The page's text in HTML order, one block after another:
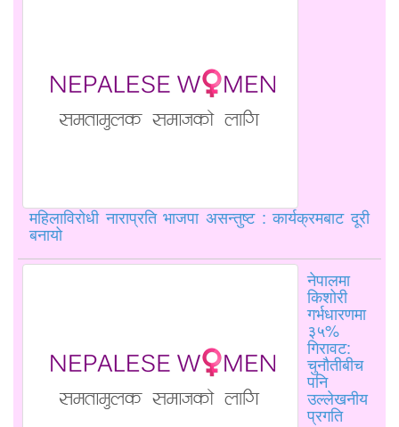
महिलाविरोधी नाराप्रति भाजपा असन्तुष्ट : कार्यक्रमबाट दूरी
बनायो
नेपालमा
किशोरी
गर्भधारणमा
३५%
गिरावट:
चुनौतीबीच
पनि
उल्लेखनीय
प्रगति